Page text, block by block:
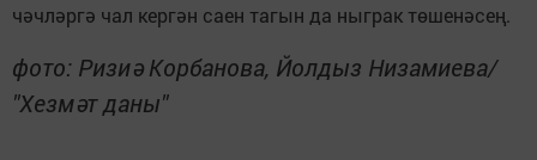
чәчләргә чал кергән саен тагын да ныграк төшенәсең.
фото: Ризиә Корбанова, Йолдыз Низамиева/
"Хезмәт даны"